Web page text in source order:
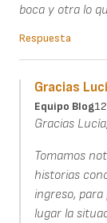
boca y otra lo
Respuesta
Gracias
Equipo Blog
Gracias Lucía,
Tomamos
historias
ingreso,
lugar la